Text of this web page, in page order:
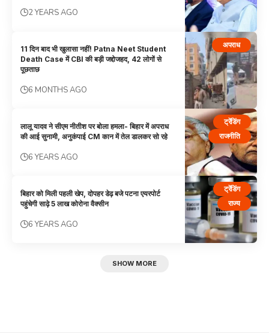
2 YEARS AGO
अपराध
11 दिन बाद भी खुलासा नहीं! Patna Neet Student
Death Case में CBI की बड़ी जद्दोजहद, 42 लोगों से
पूछताछ
6 MONTHS AGO
ट्रेंडिंग
राजनीति
लालू यादव ने सीएम नीतीश पर बोला हमला- बिहार में अपराध
की आई सुनामी, अनुकंपाई CM कान में तेल डालकर सो रहे
6 YEARS AGO
ट्रेंडिंग
राज्य
बिहार को मिली पहली खेप, दोपहर डेढ़ बजे पटना एयरपोर्ट
पहुंचेगी साढ़े 5 लाख कोरोना वैक्सीन
6 YEARS AGO
SHOW MORE